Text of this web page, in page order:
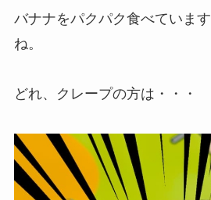
バナナをパクパク食べていま
ね。
どれ、クレープの方は・・・